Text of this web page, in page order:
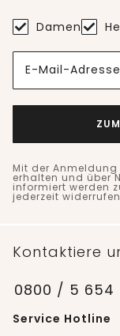
Damen
E-Mail-
Mit der
erhalten und über
informiert werden
jederzeit
Kontaktiere
0800 / 5 654
Service Hotline